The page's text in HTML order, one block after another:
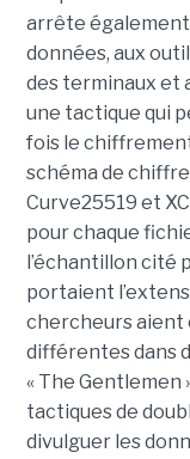
arrête également
données, aux
des terminaux et
une tactique qui
fois le
schéma de
Curve25519 et
pour chaque
l’échantillon cité
portaient
chercheurs aient
différentes dans
« The Gentlemen
tactiques de
divulguer les